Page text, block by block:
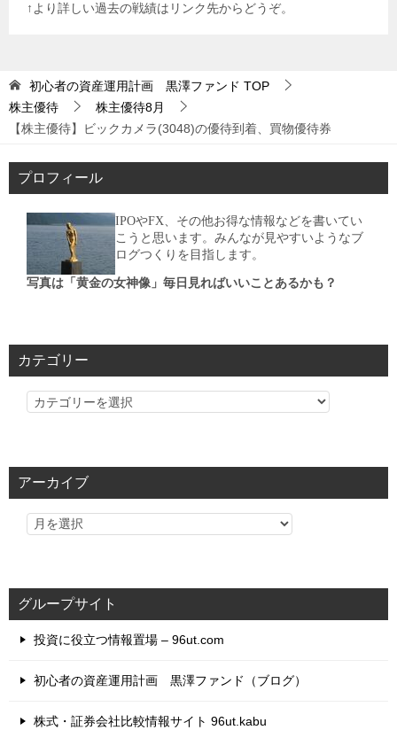
↑より詳しい過去の戦績はリンク先からどうぞ。
初心者の資産運用計画 黒澤ファンド TOP
株主優待
株主優待8月
【株主優待】ビックカメラ(3048)の優待到着、買物優待券
プロフィール
IPOやFX、その他お得な情報などを書いてい
こうと思います。みんなが見やすいようなブ
ログつくりを目指します。
写真は「黄金の女神像」毎日見ればいいことあるかも？
カテゴリー
カ
リ
アーカイブ
グループサイト
投資に役立つ情報置場 – 96ut.com
初心者の資産運用計画 黒澤ファンド（ブログ）
株式・証券会社比較情報サイト 96ut.kabu